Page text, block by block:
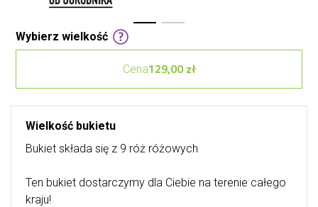
Wybierz wielkość
Cena129,00 zł
Wielkość bukietu
Bukiet składa się z 9 róż różowych
Ten bukiet dostarczymy dla Ciebie na terenie całego
kraju!